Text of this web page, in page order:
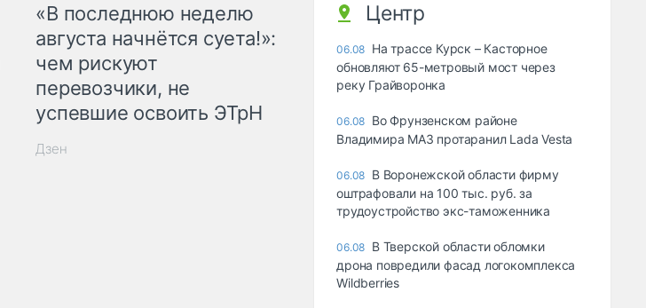
«В последнюю неделю
августа начнётся суета!»:
чем рискуют
перевозчики, не
успевшие освоить ЭТрН
Дзен
Центр
06.08 На трассе Курск – Касторное
обновляют 65-метровый мост через
реку Грайворонка
06.08 Во Фрунзенском районе
Владимира МАЗ протаранил Lada Vesta
06.08 В Воронежской области фирму
оштрафовали на 100 тыс. руб. за
трудоустройство экс-таможенника
06.08 В Тверской области обломки
дрона повредили фасад логокомплекса
Wildberries